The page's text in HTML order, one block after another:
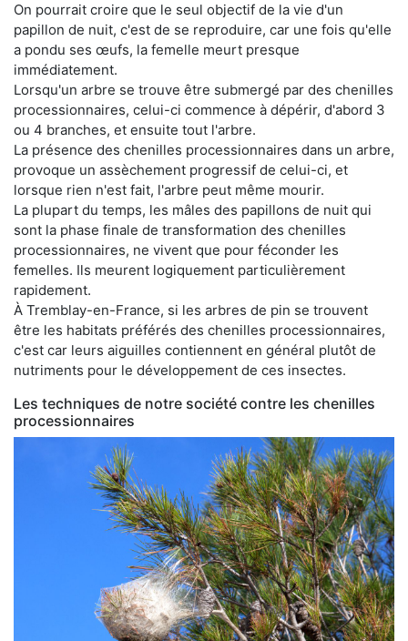
On pourrait croire que le seul objectif de la vie d'un
papillon de nuit, c'est de se reproduire, car une fois qu'elle
a pondu ses œufs, la femelle meurt presque
immédiatement.
Lorsqu'un arbre se trouve être submergé par des chenilles
processionnaires, celui-ci commence à dépérir, d'abord 3
ou 4 branches, et ensuite tout l'arbre.
La présence des chenilles processionnaires dans un arbre,
provoque un assèchement progressif de celui-ci, et
lorsque rien n'est fait, l'arbre peut même mourir.
La plupart du temps, les mâles des papillons de nuit qui
sont la phase finale de transformation des chenilles
processionnaires, ne vivent que pour féconder les
femelles. Ils meurent logiquement particulièrement
rapidement.
À Tremblay-en-France, si les arbres de pin se trouvent
être les habitats préférés des chenilles processionnaires,
c'est car leurs aiguilles contiennent en général plutôt de
nutriments pour le développement de ces insectes.
Les techniques de notre société contre les chenilles
processionnaires